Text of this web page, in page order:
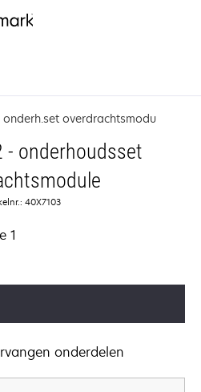
overdrachtsmodu
- onderhoudsset
40X7103
onderdelen